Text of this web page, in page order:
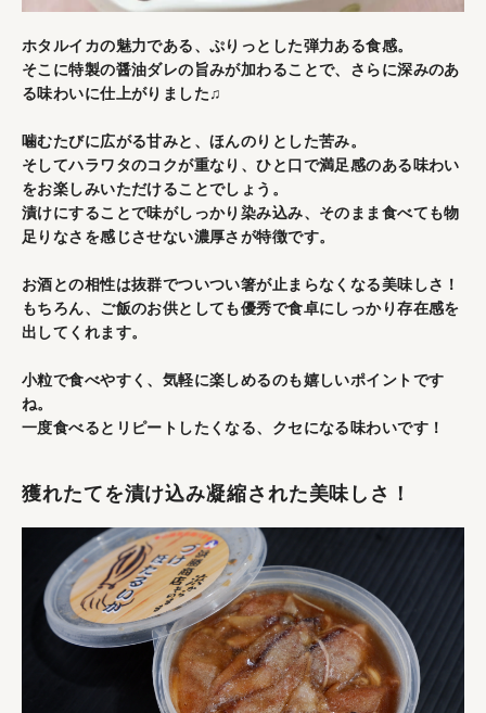
ホタルイカの魅力である、ぷりっとした弾力ある食感。
そこに特製の醤油ダレの旨みが加わることで、さらに深みのあ
る味わいに仕上がりました♫
噛むたびに広がる甘みと、ほんのりとした苦み。
そしてハラワタのコクが重なり、ひと口で満足感のある味わい
をお楽しみいただけることでしょう。
漬けにすることで味がしっかり染み込み、そのまま食べても物
足りなさを感じさせない濃厚さが特徴です。
お酒との相性は抜群でついつい箸が止まらなくなる美味しさ！
もちろん、ご飯のお供としても優秀で食卓にしっかり存在感を
出してくれます。
小粒で食べやすく、気軽に楽しめるのも嬉しいポイントです
ね。
一度食べるとリピートしたくなる、クセになる味わいです！
獲れたてを漬け込み凝縮された美味しさ！